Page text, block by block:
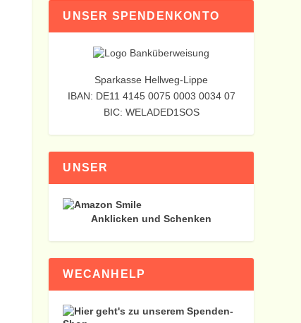
UNSER SPENDENKONTO
Sparkasse Hellweg-Lippe
IBAN: DE11 4145 0075 0003 0034 07
BIC: WELADED1SOS
UNSER
Anklicken und Schenken
WECANHELP